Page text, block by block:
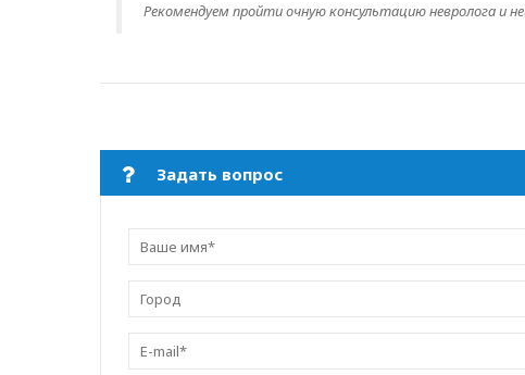
Рекомендуем пройти очную консультацию невролога и
Задать вопрос